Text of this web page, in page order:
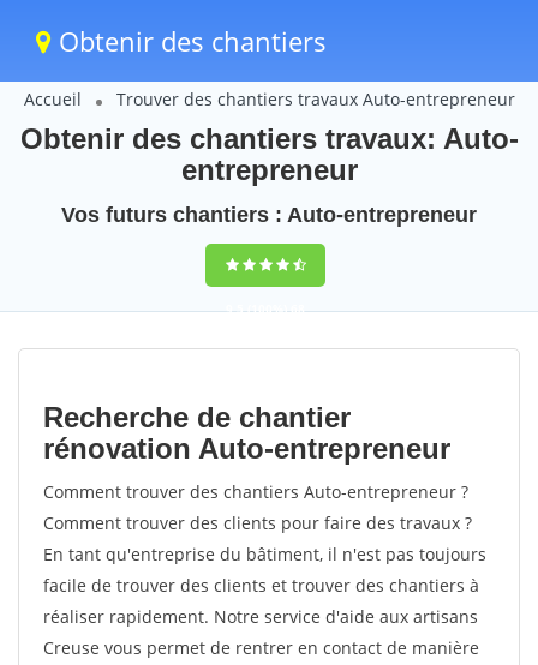
Obtenir des chantiers
Accueil Trouver des chantiers travaux Auto-entrepreneur
Obtenir des chantiers travaux: Auto-
entrepreneur
Vos futurs chantiers : Auto-entrepreneur
9,5(100%)68
votes
Recherche de chantier
rénovation Auto-entrepreneur
Comment trouver des chantiers Auto-entrepreneur ?
Comment trouver des clients pour faire des travaux ?
En tant qu'entreprise du bâtiment, il n'est pas toujours
facile de trouver des clients et trouver des chantiers à
réaliser rapidement. Notre service d'aide aux artisans
Creuse vous permet de rentrer en contact de manière